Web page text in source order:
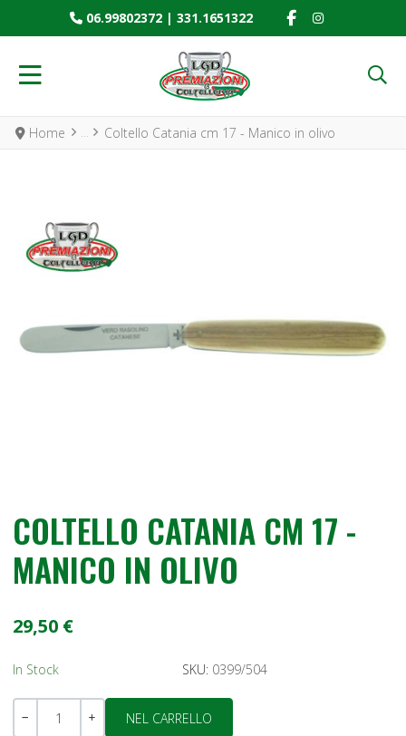
06.99802372| 331.1651322 FACEBOOK
INSTAGRAM
Home Coltello Catania cm 17 - Manico in olivo
COLTELLO CATANIA CM 17 -
MANICO IN OLIVO
29,50 €
In Stock SKU: 0399/504
Quantità